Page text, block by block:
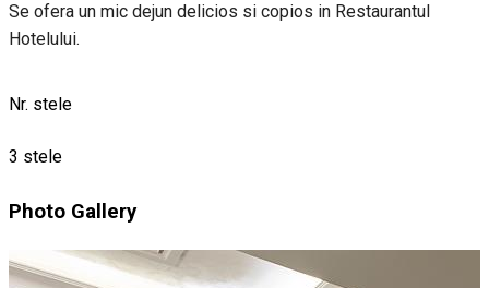
Se ofera un mic dejun delicios si copios in Restaurantul
Hotelului.
Nr. stele
3 stele
Photo Gallery